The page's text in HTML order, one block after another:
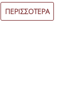
ΠΕΡΙΣΣΟΤΕΡΑ